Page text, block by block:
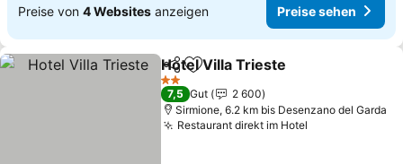
Preise von 4 Websites anzeigen Preise sehen
TeilenZu Favoriten hinzufügen
Hotel Villa Trieste
2 Sterne
7,5 Gut
2 600
Sirmione, 6.2 km bis Desenzano del Garda
Restaurant direkt im Hotel